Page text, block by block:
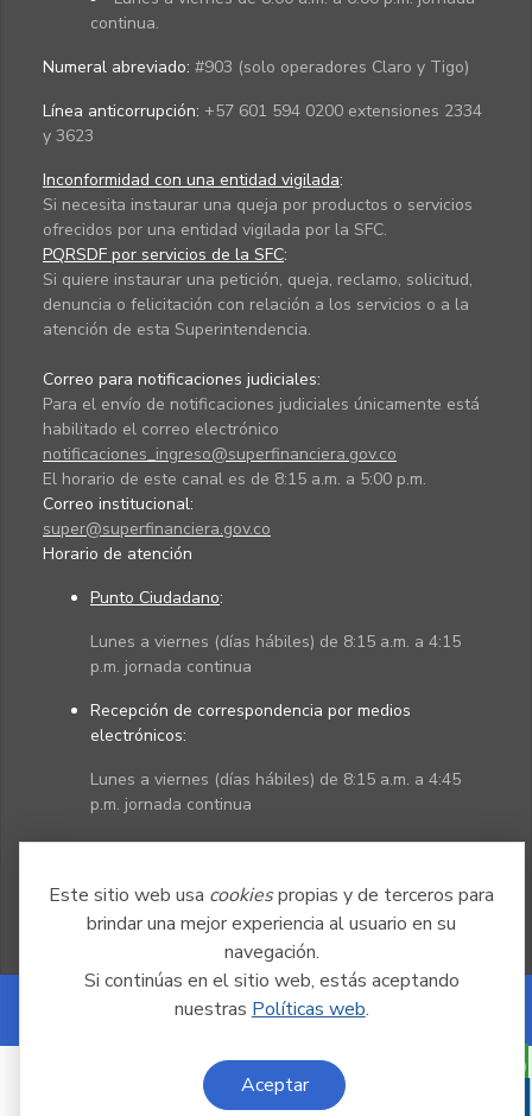
Este sitio web usa cookiespropias y de terceros para
brindar una mejor experiencia al usuario en su
navegación.
Si continúas en el sitio web, estás aceptando
nuestras Políticas web.
Aceptar
continua.
Numeral abreviado: #903 (solo operadores Claro y Tigo)
Línea anticorrupción: +57 601 594 0200 extensiones 2334
y 3623
Inconformidad con una entidad vigilada:
Si necesita instaurar una queja por productos o servicios
ofrecidos por una entidad vigilada por la SFC.
PQRSDF por servicios de la SFC:
Si quiere instaurar una petición, queja, reclamo, solicitud,
denuncia o felicitación con relación a los servicios o a la
atención de esta Superintendencia.
Correo para notificaciones judiciales:
Para el envío de notificaciones judiciales únicamente está
habilitado el correo electrónico
notificaciones_ingreso@superfinanciera.gov.co
El horario de este canal es de 8:15 a.m. a 5:00 p.m.
Correo institucional:
super@superfinanciera.gov.co
Horario de atención
Punto Ciudadano:
Lunes a viernes (días hábiles) de 8:15 a.m. a 4:15
p.m. jornada continua
Recepción de correspondencia por medios
electrónicos:
Lunes a viernes (días hábiles) de 8:15 a.m. a 4:45
p.m. jornada continua
Powered by Nexura